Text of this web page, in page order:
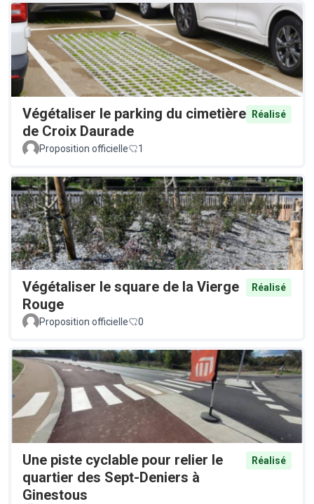
Végétaliser le parking du cimetière
de Croix Daurade
Réalisé
Proposition officielle 1
Végétaliser le square de la Vierge
Rouge
Réalisé
Proposition officielle 0
Une piste cyclable pour relier le
quartier des Sept-Deniers à
Ginestous
Réalisé